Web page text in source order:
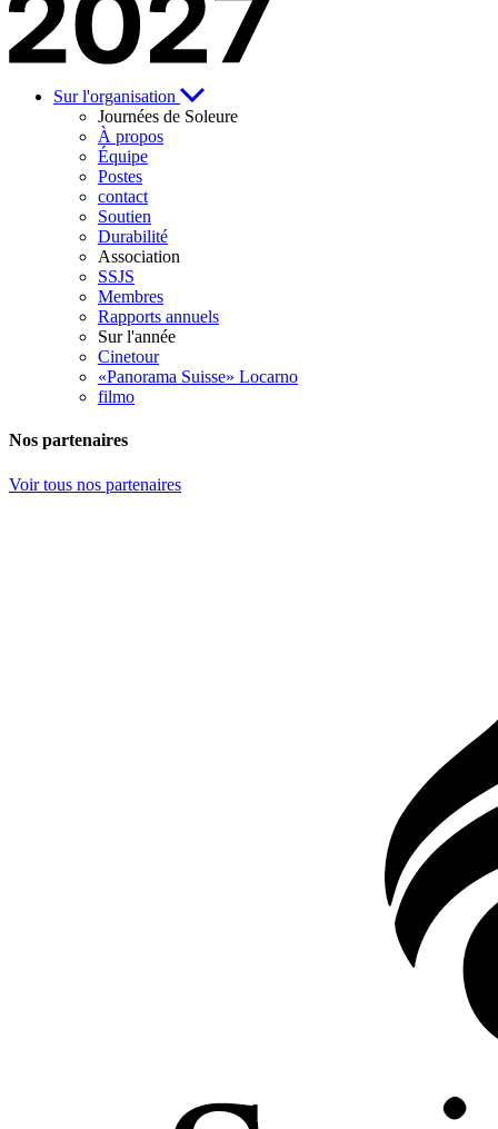
Sur l'organisation
Journées de Soleure
À propos
Équipe
Postes
contact
Soutien
Durabilité
Association
SSJS
Membres
Rapports annuels
Sur l'année
Cinetour
«Panorama Suisse» Locarno
filmo
Nos partenaires
Voir tous nos partenaires